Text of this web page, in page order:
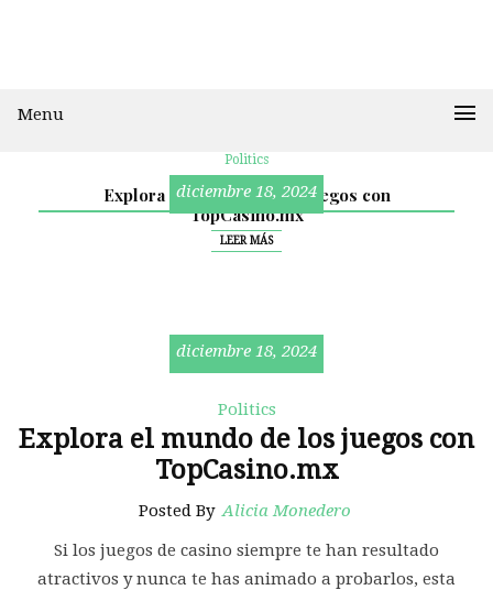
Menu
Politics
Explora el mundo de los juegos con
TopCasino.mx
LEER MÁS
diciembre 18, 2024
diciembre 18, 2024
Politics
Explora el mundo de los juegos con
TopCasino.mx
Posted By Alicia Monedero
Si los juegos de casino siempre te han resultado
atractivos y nunca te has animado a probarlos, esta